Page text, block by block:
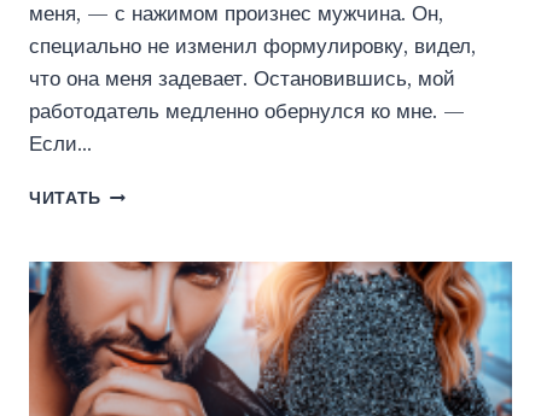
меня, — с нажимом произнес мужчина. Он,
специально не изменил формулировку, видел,
что она меня задевает. Остановившись, мой
работодатель медленно обернулся ко мне. —
Если…
ЧИТАТЬ НЕ
(КРИСТИНА
МАЙЕР)